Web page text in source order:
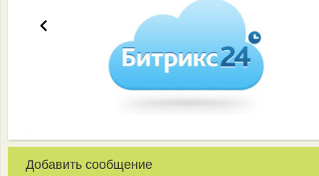
Добавить сообщение